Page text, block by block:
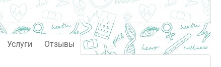
Услуги Отзывы